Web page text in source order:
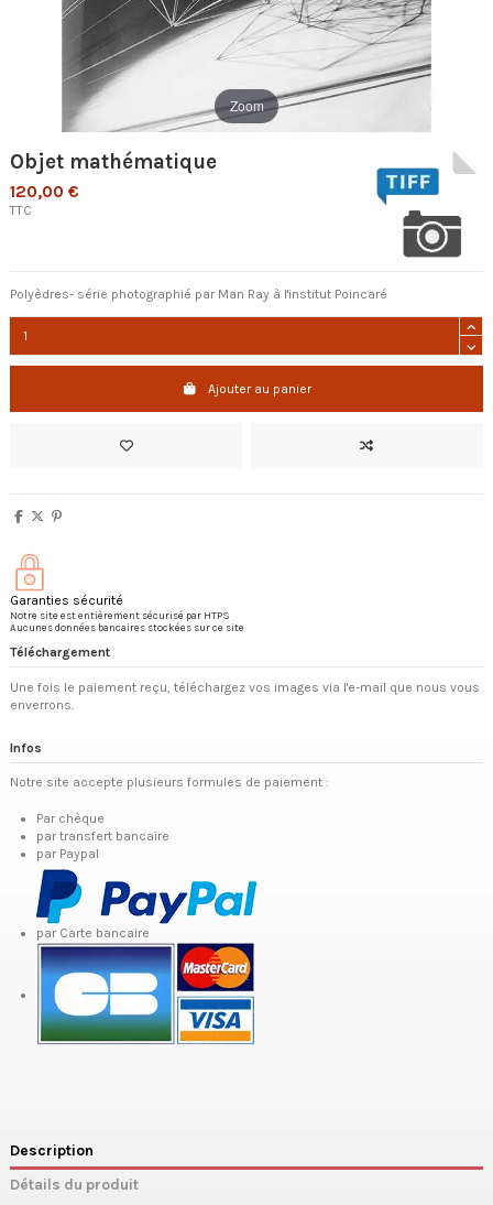
Zoom
Objet mathématique
120,00 €
TTC
Polyèdres- série photographié par Man Ray à l'institut Poincaré
Ajouter au panier
Garanties sécurité
Notre site est entièrement sécurisé par HTPS
Aucunes données bancaires stockées sur ce site
Téléchargement
Une fois le paiement reçu, téléchargez vos images via l'e-mail que nous vous
enverrons.
Infos
Notre site accepte plusieurs formules de paiement :
Par chèque
par transfert bancaire
par Paypal
par Carte bancaire
Description
Détails du produit